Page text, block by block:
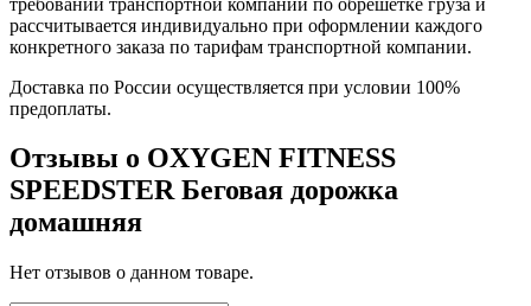
рассчитывается индивидуально при оформлении каждого
конкретного заказа по тарифам транспортной компании.
Доставка по России осуществляется при условии 100%
предоплаты.
Отзывы о OXYGEN FITNESS
SPEEDSTER Беговая дорожка
домашняя
Нет отзывов о данном товаре.